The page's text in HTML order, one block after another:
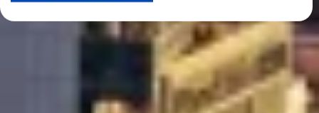
Store and/or access information on a device
Use limited data to select advertising
Create profiles for personalised advertising